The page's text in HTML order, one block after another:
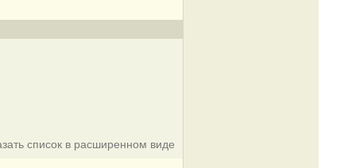
список в расширенном виде